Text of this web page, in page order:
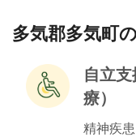
多気郡多気町
自立
療）
精神疾